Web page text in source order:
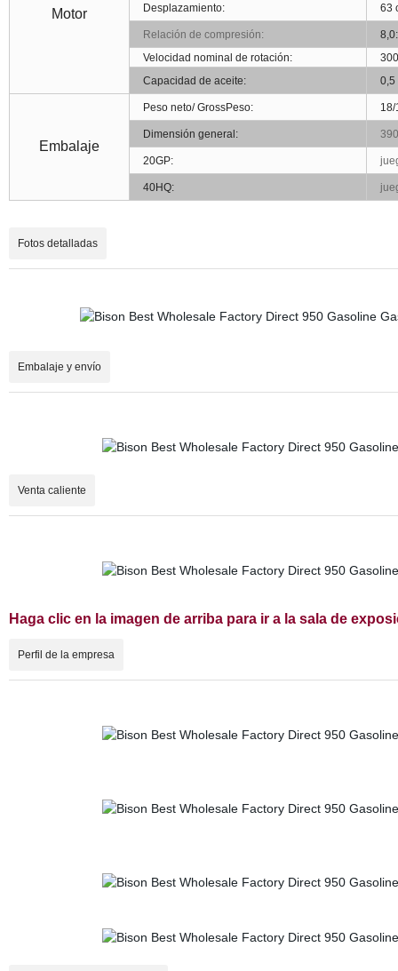
Motor Desplazamiento: 63
Relación de compresión:
Velocidad nominal de rotación:
Capacidad de aceite:
0,5
Embalaje
Peso neto/ GrossPeso: 18/
Dimensión general:
20GP:
40HQ:
Fotos detalladas
Embalaje y envío
Venta caliente
Haga clic en la imagen de arriba para ir a la sala de
Perfil de la empresa